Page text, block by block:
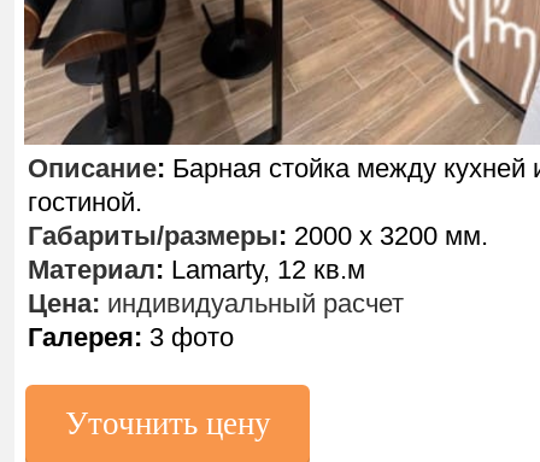
Описание: Барная стойка между кухней
гостиной.
Габариты/размеры: 2000 х 3200 мм.
Материал: Lamarty, 12 кв.м
Цена: индивидуальный расчет
Галерея: 3 фото
Уточнить цену